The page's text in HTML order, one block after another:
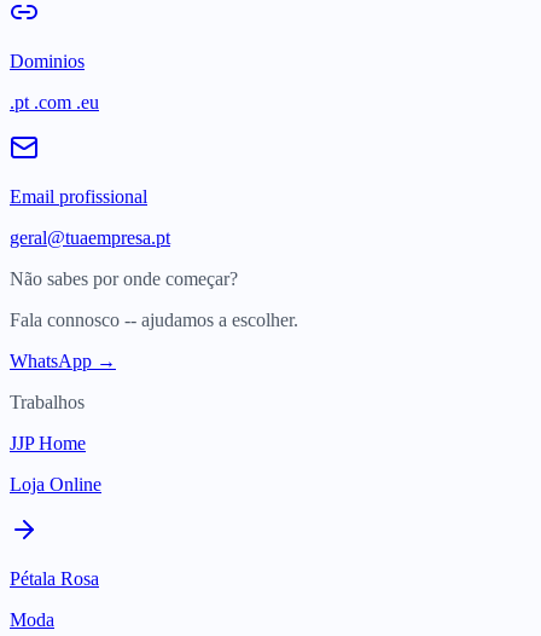
Dominios
.pt .com .eu
Email profissional
geral@tuaempresa.pt
Não sabes por onde começar?
Fala connosco -- ajudamos a escolher.
WhatsApp →
Trabalhos
JJP Home
Loja Online
Pétala Rosa
Moda